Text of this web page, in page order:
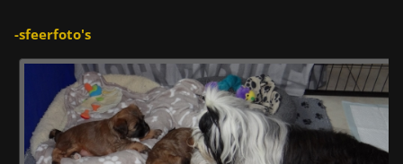
-sfeerfoto's